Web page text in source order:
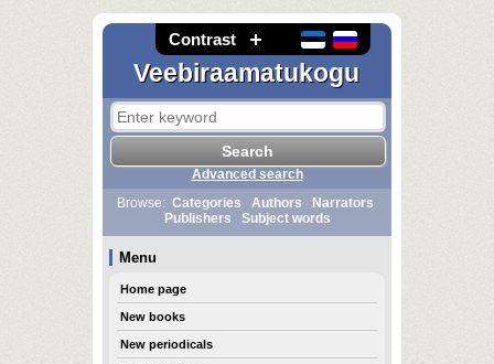
Contrast
Veebiraamatukogu
Advanced search
Browse: Categories Authors
Narrators
Publishers
Subject words
Menu
Home page
New books
New periodicals